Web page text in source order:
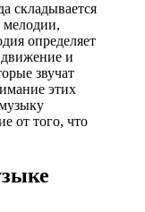
складывается
мелодии,
определяет
и
звучат
этих
от того, что